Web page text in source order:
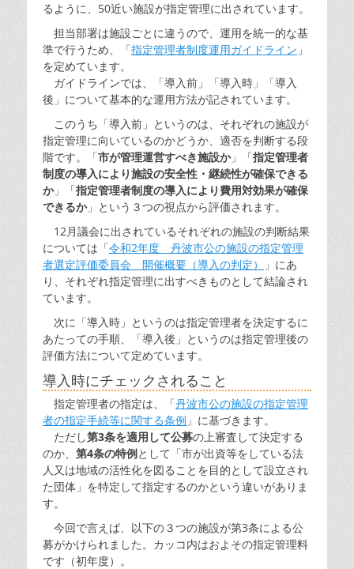
るように、50近い施設が指定管理に出されています。
担当部署は施設ごとに違うので、運用を統一的な基
準で行うため、「指定管理者制度運用ガイドライン 」
を定めています。
ガイドラインでは、「導入前」「導入時」「導入
後」について基本的な運用方法が記されています。
このうち「導入前」というのは、それぞれの施設が
指定管理に向いているのかどうか、適否を判断する段
階です。「市が管理運営すべき施設か」「指定管理者
制度の導入により施設の安全性・継続性が確保できる
か」「指定管理者制度の導入により費用対効果が確保
できるか」という３つの視点から評価されます。
12月議会に出されているそれぞれの施設の判断結果
については「令和2年度 丹波市公の施設の指定管理
者選定評価委員会 開催概要（導入の判定）
」にあ
り、それぞれ指定管理に出すべきものとして結論され
ています。
次に「導入時」というのは指定管理者を決定するに
あたっての手順、「導入後」というのは指定管理後の
評価方法について定めています。
導入時にチェックされること
指定管理者の指定は、「丹波市公の施設の指定管理
者の指定手続等に関する条例 」に基づきます。
ただし第3条を適用して公募の上審査して決定する
のか、 第4条の特例として「市が出資等をしている法
人又は地域の活性化を図ることを目的として設立され
た団体」を特定して指定するのかという違いがありま
す。
今回で言えば、以下の３つの施設が第3条による公
募がかけられました。カッコ内はおよその指定管理料
です（初年度）。